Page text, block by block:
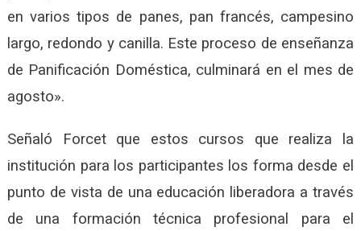
en varios tipos de panes, pan francés, campesino
largo, redondo y canilla. Este proceso de enseñanza
de Panificación Doméstica, culminará en el mes de
agosto».
Señaló Forcet que estos cursos que realiza la
institución para los participantes los forma desde el
punto de vista de una educación liberadora a través
de una formación técnica profesional para el